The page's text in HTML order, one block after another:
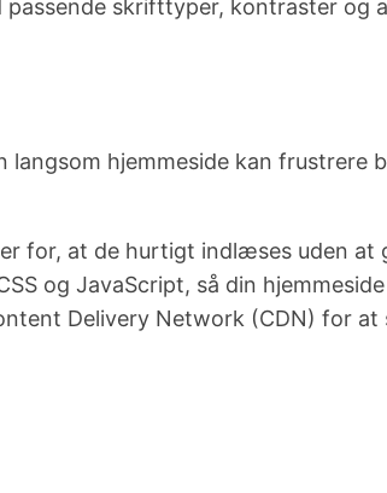
skrifttyper, kontraster og
hjemmeside kan frustrere
for, at de hurtigt indlæses uden at
og JavaScript, så din
Delivery Network (CDN) for